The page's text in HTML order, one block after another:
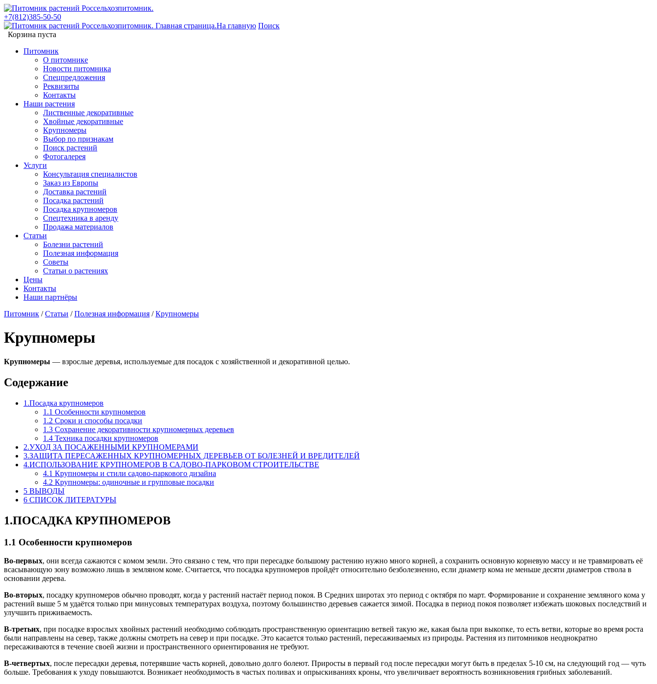
+7(812)385-50-50
На главную Поиск
Корзина пуста
Питомник
О питомнике
Новости питомника
Спецпредложения
Реквизиты
Контакты
Наши растения
Лиственные декоративные
Хвойные декоративные
Крупномеры
Выбор по признакам
Поиск растений
Фотогалерея
Услуги
Консультация специалистов
Заказ из Европы
Доставка растений
Посадка растений
Посадка крупномеров
Спецтехника в аренду
Продажа материалов
Статьи
Болезни растений
Полезная информация
Советы
Статьи о растениях
Цены
Контакты
Наши партнёры
Питомник /Статьи /Полезная информация /Крупномеры
Крупномеры
Крупномеры — взрослые деревья, используемые для посадок с хозяйственной и декоративной целью.
Содержание
1.Посадка крупномеров
1.1 Особенности крупномеров
1.2 Сроки и способы посадки
1.3 Сохранение декоративности крупномерных деревьев
1.4 Техника посадки крупномеров
2.УХОД ЗА ПОСАЖЕННЫМИ КРУПНОМЕРАМИ
3.ЗАЩИТА ПЕРЕСАЖЕННЫХ КРУПНОМЕРНЫХ ДЕРЕВЬЕВ ОТ БОЛЕЗНЕЙ И ВРЕДИТЕЛЕЙ
4.ИСПОЛЬЗОВАНИЕ КРУПНОМЕРОВ В САДОВО-ПАРКОВОМ СТРОИТЕЛЬСТВЕ
4.1 Крупномеры и стили садово-паркового дизайна
4.2 Крупномеры: одиночные и групповые посадки
5 ВЫВОДЫ
6 СПИСОК ЛИТЕРАТУРЫ
1.ПОСАДКА КРУПНОМЕРОВ
1.1 Особенности крупномеров
Во-первых, они всегда сажаются с комом земли. Это связано с тем, что при пересадке большому растению нужно много корней, а сохранить основную корневую массу и не травмировать её
всасывающую зону возможно лишь в земляном коме. Считается, что посадка крупномеров пройдёт относительно безболезненно, если диаметр кома не меньше десяти диаметров ствола в
основании дерева.
Во-вторых, посадку крупномеров обычно проводят, когда у растений настаёт период покоя. В Средних широтах это период с октября по март. Формирование и сохранение земляного кома у
растений выше 5 м удаётся только при минусовых температурах воздуха, поэтому большинство деревьев сажается зимой. Посадка в период покоя позволяет избежать шоковых последствий и
улучшить приживаемость.
В-третьих, при посадке взрослых хвойных растений необходимо соблюдать пространственную ориентацию ветвей такую же, какая была при выкопке, то есть ветви, которые во время роста
были направлены на север, также должны смотреть на север и при посадке. Это касается только растений, пересаживаемых из природы. Растения из питомников неоднократно
пересаживаются в течение своей жизни и пространственного ориентирования не требуют.
В-четвертых, после пересадки деревья, потерявшие часть корней, довольно долго болеют. Приросты в первый год после пересадки могут быть в пределах 5-10 см, на следующий год — чуть
больше. Требования к уходу повышаются. Возникает необходимость в частых поливах и опрыскиваниях кроны, что увеличивает вероятность возникновения грибных заболеваний.